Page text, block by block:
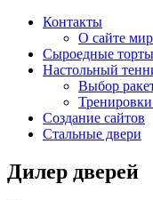
Контакты
О сайте
Сыроедные торты
Настольный
Выбор
Создание сайтов
Стальные двери
Дилер дверей